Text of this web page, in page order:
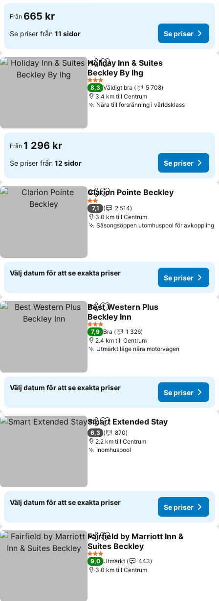
Från 665 kr
Se priser från 11 sidor Se priser
Dela Lägg till i Mina Favoriter
Holiday Inn & Suites
Beckley By Ihg
Se priser
3 Stjärnor
8,3 Väldigt bra
5 708
3.4 km till Centrum
Nära till forsränning i världsklassSe priser
Från 1 296 kr
Se priser från 12 sidor Se priser
Dela Lägg till i Mina Favoriter
Clarion Pointe Beckley
2 Stjärnor
7,1
2 514
3.0 km till Centrum
Säsongsöppen utomhuspool för avkoppling
Välj datum för att se exakta priser
Se priser
Dela Lägg till i Mina Favoriter
Best Western Plus
Beckley Inn
Se priser
3 Stjärnor
7,9 Bra
1 326
2.4 km till Centrum
Utmärkt läge nära motorvägen
Välj datum för att se exakta priser
Se priser
Dela Lägg till i Mina Favoriter
Smart Extended Stay
6,3
870
2.2 km till Centrum
Inomhuspool
Välj datum för att se exakta priser
Se priser
Dela Lägg till i Mina Favoriter
Fairfield by Marriott Inn &
Suites Beckley
Se priser
3 Stjärnor
9,0 Utmärkt
443
3.0 km till Centrum